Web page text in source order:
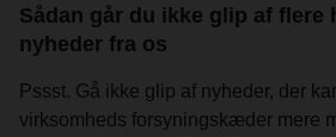
Sådan går du ikke glip af flere
nyheder fra os
Pssst. Gå ikke glip af nyheder, der
virksomheds forsyningskæder mere